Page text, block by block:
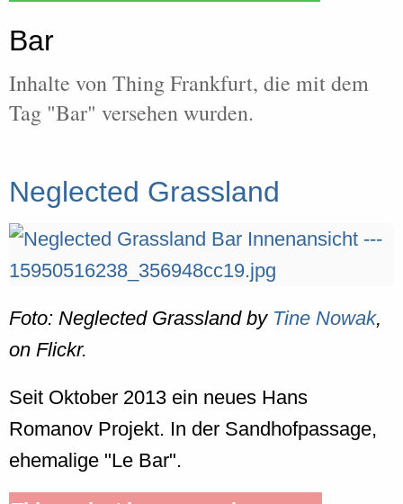
Bar
Inhalte von Thing Frankfurt, die mit dem
Tag "Bar" versehen wurden.
Neglected Grassland
Foto: Neglected Grassland by Tine Nowak,
on Flickr.
Seit Oktober 2013 ein neues Hans
Romanov Projekt. In der Sandhofpassage,
ehemalige "Le Bar".